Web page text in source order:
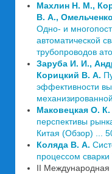
Махлин Н. М.,
В. А.,
Одно- и
автоматической
трубопроводов
Заруба И. И.,
Корицкий В. А.
эффективности
Маковецкая О. К.
перспективы
Китая (Обзор) ...
Коляда В. А.
процессом
II Международная